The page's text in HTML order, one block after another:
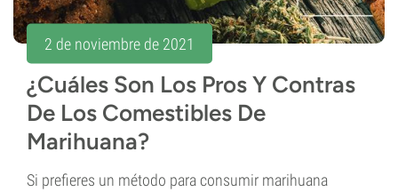
2 de noviembre de 2021
¿Cuáles Son Los Pros Y Contras
De Los Comestibles De
Marihuana?
Si prefieres un método para consumir marihuana